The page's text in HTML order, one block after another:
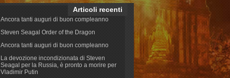
Articoli recenti
Ancora tanti auguri di buon compleanno
Steven Seagal Order of the Dragon
Ancora tanti auguri di buon compleanno
La devozione incondizionata di Steven
Seagal per la Russia, è pronto a morire per
Vladimir Putin